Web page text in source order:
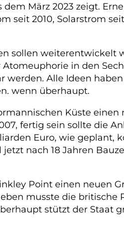
März 2023 zeigt.
seit 2010, Solarstrom
sollen weiterentwickelt
in den
Alle Ideen
wenn überhaupt.
Küste
fertig sein sollte die
Euro, wie geplant,
nach 18 Jahren
Point einen neuen
musste die britische
stützt der Staat